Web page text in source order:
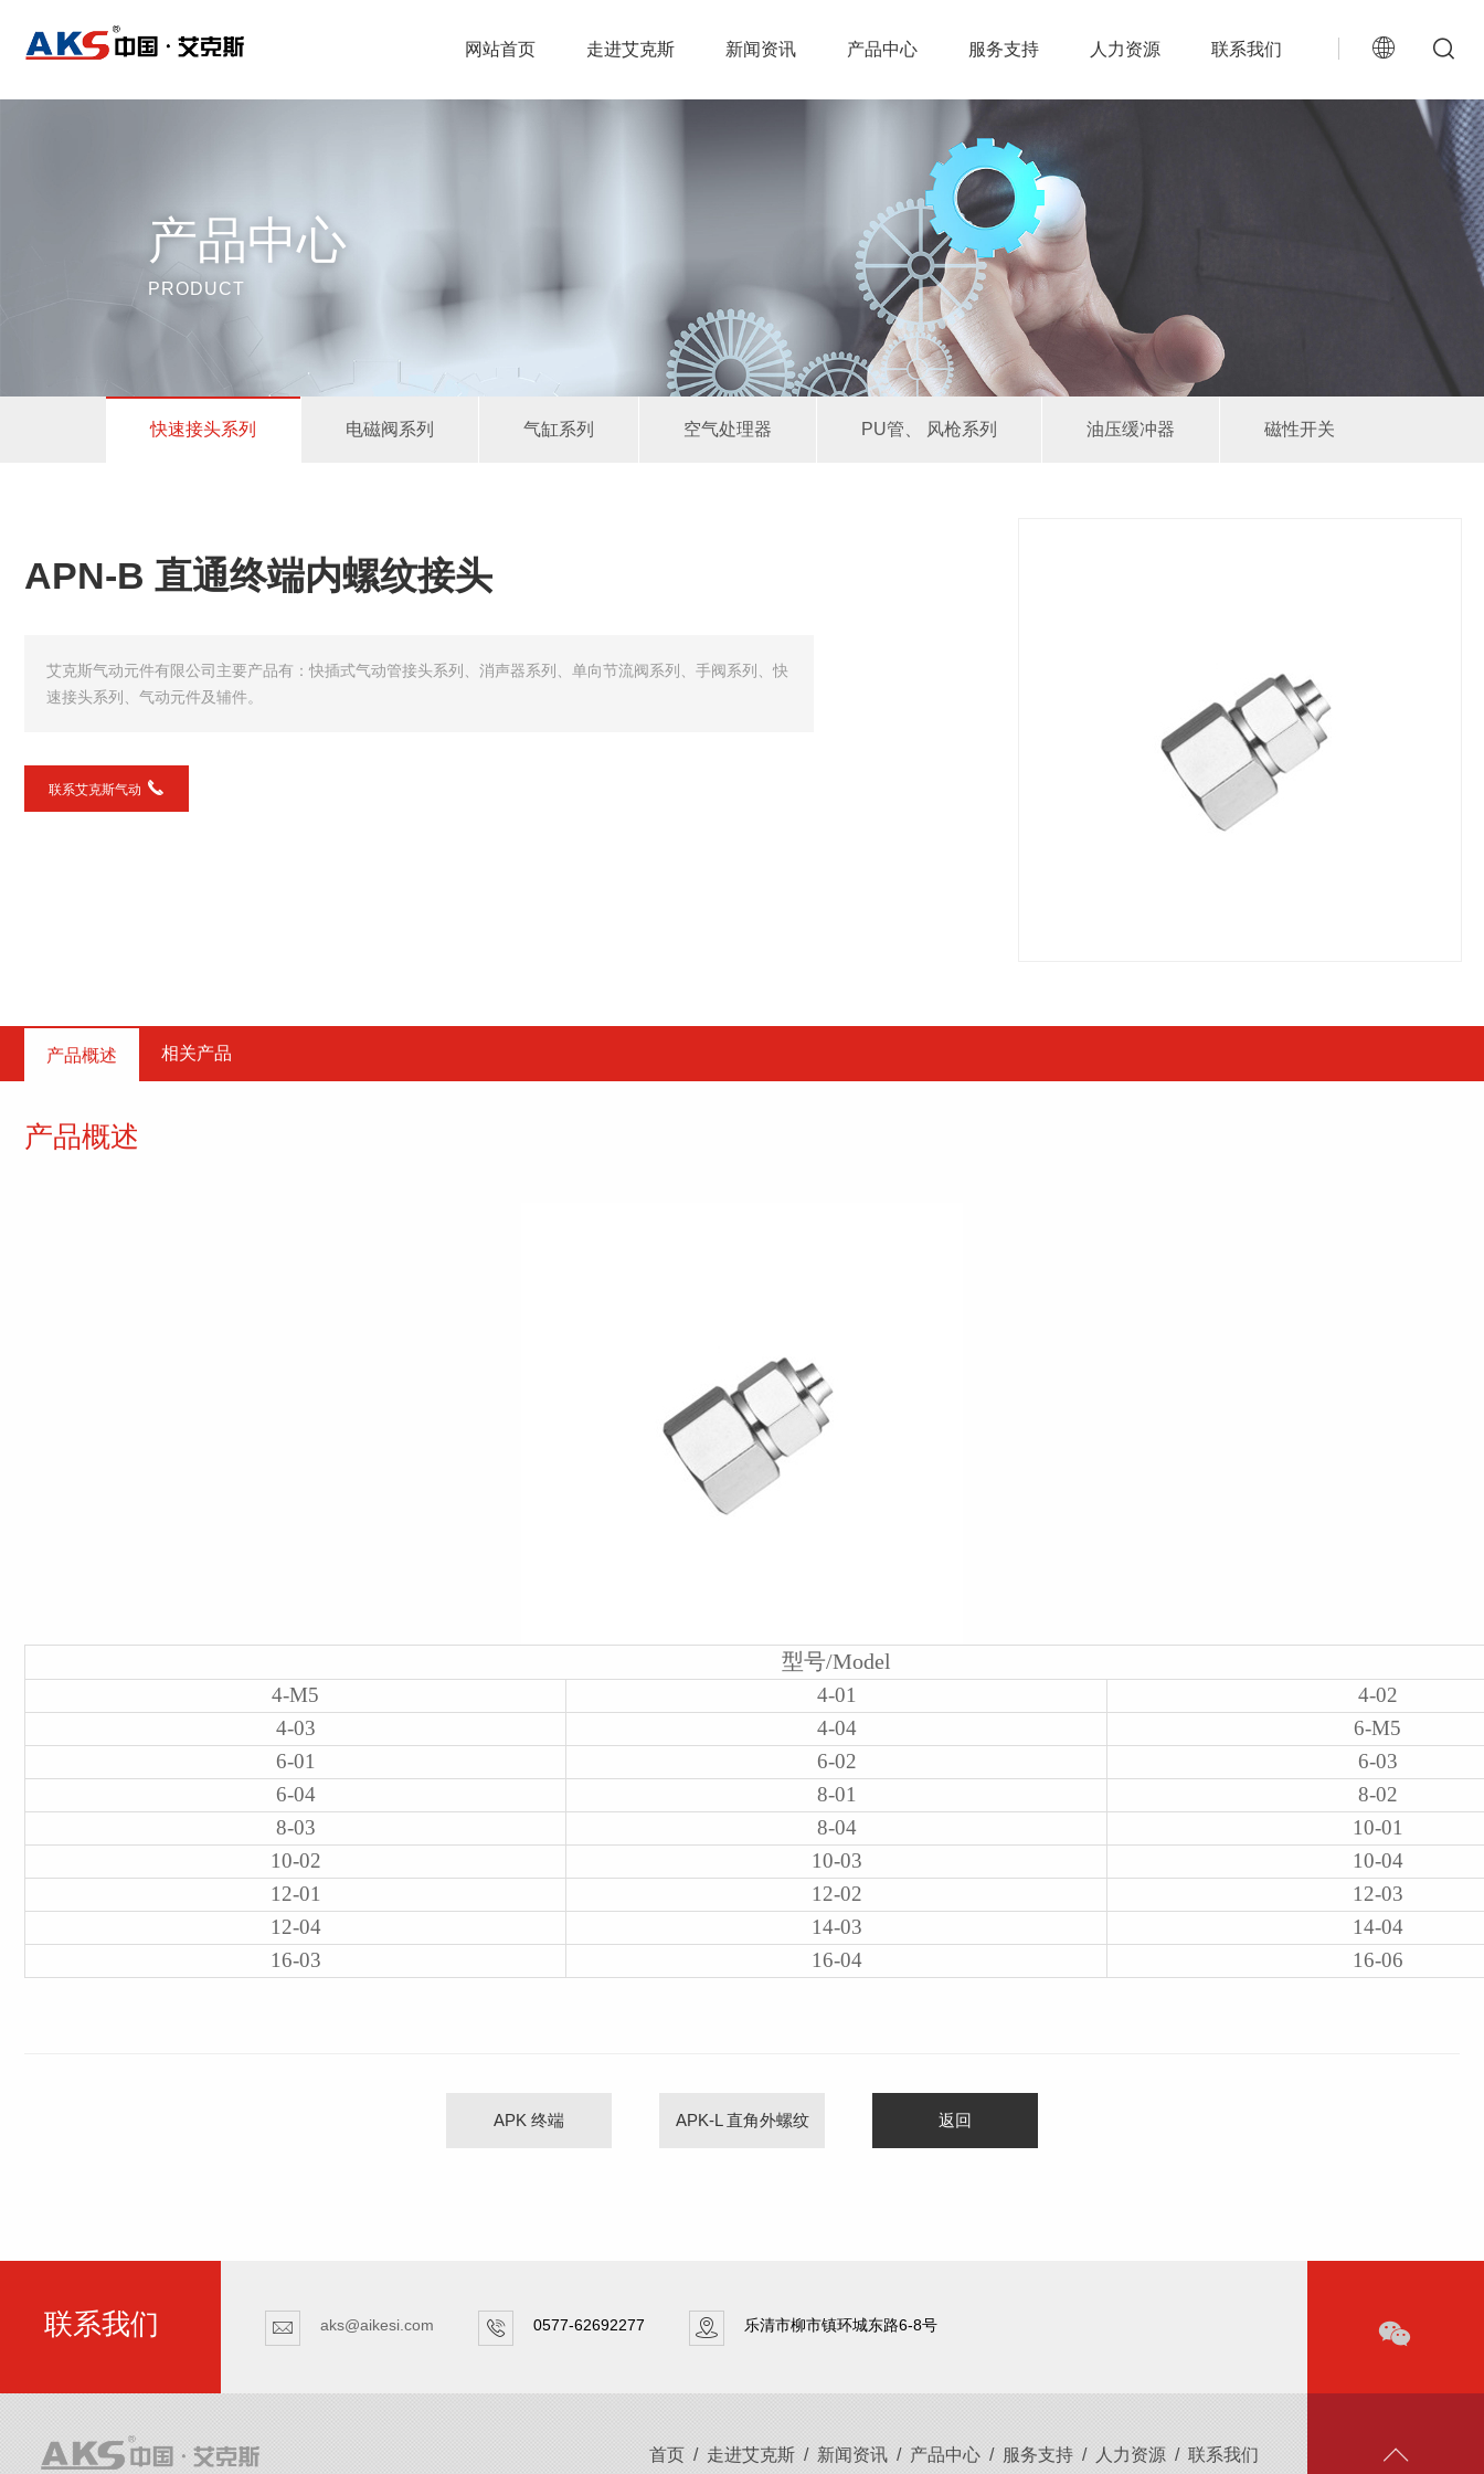
网站首页 走进艾克斯 新闻资讯 产品中心 服务支持 人力资源 联系我们
产品中心
PRODUCT
快速接头系列 电磁阀系列 气缸系列 空气处理器 PU管、 风枪系列 油压缓冲器 磁性开关
APN-B 直通终端内螺纹接头
艾克斯气动元件有限公司主要产品有：快插式气动管接头系列、消声器系列、单向节流阀系列、手阀系列、快
速接头系列、气动元件及辅件。
联系艾克斯气动
产品概述 相关产品
产品概述
型号/Model
4-M5 4-01
4-02
4-03
4-04
6-M5
6-01
6-02
6-03
6-04
8-01
8-02
8-03
8-04
10-01
10-02
10-03
10-04
12-01
12-02
12-03
12-04
14-03
14-04
16-03
16-04 16-06
APK 终端 APK-L 直角外螺纹 返回
联系我们 aks@aikesi.com 0577-62692277 乐清市柳市镇环城东路6-8号
首页 / 走进艾克斯 / 新闻资讯 / 产品中心 / 服务支持 / 人力资源 / 联系我们